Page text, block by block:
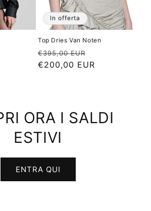
In offerta
Top Dries Van Noten
Prezzo
di
€395,00 EUR
scontato
€200,00 EUR
ORA I SALDI
ESTIVI
ENTRA QUI